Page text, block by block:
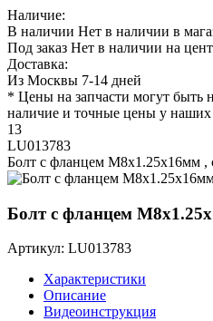
Наличие:
В наличии Нет в наличии в
Под заказ Нет в наличии на
Доставка:
Из Москвы 7-14 дней
* Цены на запчасти могут быть
наличие и точные цены у
13
LU013783
Болт с фланцем M8х1.25х16мм ,
Болт с фланцем
Артикул: LU013783
Характеристики
Описание
Видеоинструкция